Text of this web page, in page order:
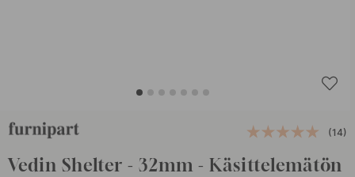
(14)
Vedin Shelter - 32mm - Käsittelemätön